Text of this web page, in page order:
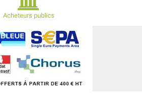
Acheteurs publics